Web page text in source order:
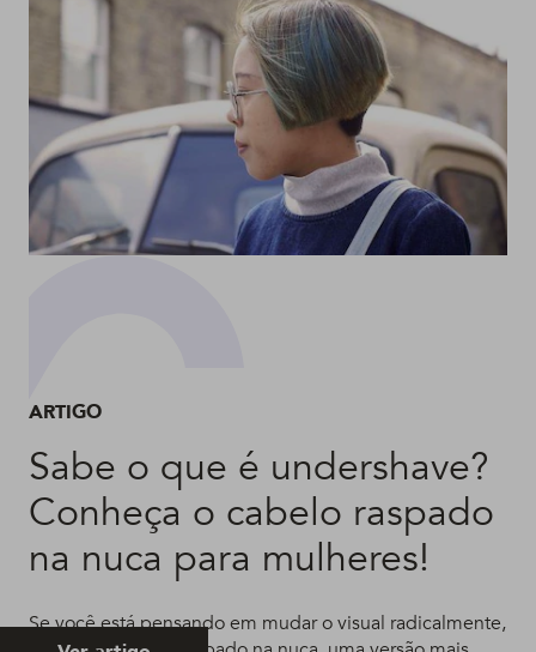
ARTIGO
Sabe o que é undershave?
Conheça o cabelo raspado
na nuca para mulheres!
Se você está pensando em mudar o visual radicalmente,